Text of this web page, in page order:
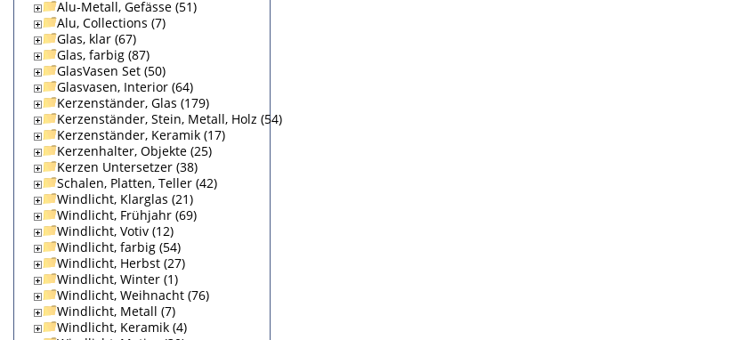
Alu-Metall, Gefässe (51)
Alu, Collections (7)
Glas, klar (67)
Glas, farbig (87)
GlasVasen Set (50)
Glasvasen, Interior (64)
Kerzenständer, Glas (179)
Kerzenständer, Stein, Metall, Holz (54)
Kerzenständer, Keramik (17)
Kerzenhalter, Objekte (25)
Kerzen Untersetzer (38)
Schalen, Platten, Teller (42)
Windlicht, Klarglas (21)
Windlicht, Frühjahr (69)
Windlicht, Votiv (12)
Windlicht, farbig (54)
Windlicht, Herbst (27)
Windlicht, Winter (1)
Windlicht, Weihnacht (76)
Windlicht, Metall (7)
Windlicht, Keramik (4)